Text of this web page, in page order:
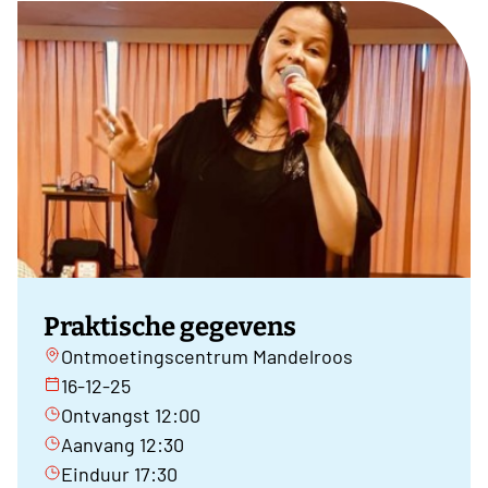
Praktische gegevens
Ontmoetingscentrum Mandelroos
16-12-25
Ontvangst 12:00
Aanvang 12:30
Einduur 17:30